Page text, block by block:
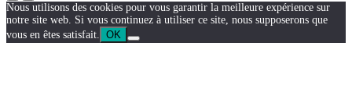
Nous utilisons des cookies pour vous garantir la meilleure expérience sur
notre site web. Si vous continuez à utiliser ce site, nous supposerons que
vous en êtes satisfait.
OK